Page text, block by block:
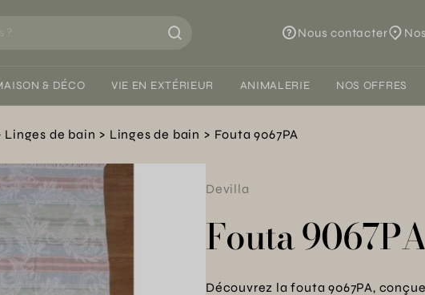
Nous contacter
& DÉCO VIE EN EXTÉRIEUR ANIMALERIE NOS OFFRES
Linges de bain Linges de bain Fouta 9067PA
Devilla
Fouta
Découvrez la fouta 9067PA,